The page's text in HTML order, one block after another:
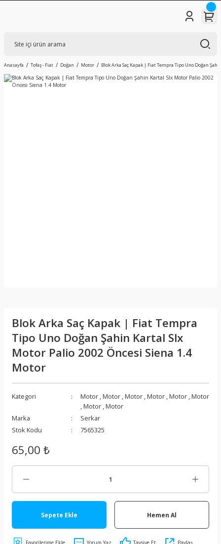
Anasayfa Tofaş - Fiat Doğan Motor Blok Arka Saç Kapak | Fiat Tempra Tipo Uno Doğan
Blok Arka Saç Kapak | Fiat Tempra
Tipo Uno Doğan Şahin Kartal Slx
Motor Palio 2002 Öncesi Siena 1.4
Motor
Kategori Motor ,Motor ,Motor ,Motor ,Motor ,Motor
,Motor ,Motor
Marka
Serkar
Stok Kodu
7565325
65,00 ₺
Sepete Ekle Hemen Al
Yorum Yaz Tavsiye Et Paylaş